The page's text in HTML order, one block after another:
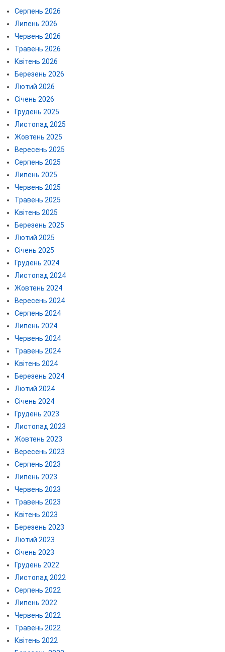
Серпень 2026
Липень 2026
Червень 2026
Травень 2026
Квітень 2026
Березень 2026
Лютий 2026
Січень 2026
Грудень 2025
Листопад 2025
Жовтень 2025
Вересень 2025
Серпень 2025
Липень 2025
Червень 2025
Травень 2025
Квітень 2025
Березень 2025
Лютий 2025
Січень 2025
Грудень 2024
Листопад 2024
Жовтень 2024
Вересень 2024
Серпень 2024
Липень 2024
Червень 2024
Травень 2024
Квітень 2024
Березень 2024
Лютий 2024
Січень 2024
Грудень 2023
Листопад 2023
Жовтень 2023
Вересень 2023
Серпень 2023
Липень 2023
Червень 2023
Травень 2023
Квітень 2023
Березень 2023
Лютий 2023
Січень 2023
Грудень 2022
Листопад 2022
Серпень 2022
Липень 2022
Червень 2022
Травень 2022
Квітень 2022